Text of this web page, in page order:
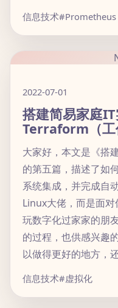
信息技术#Prometheus
2022-07-01
搭建简易家庭
Terraform（工
大家好，本文是《搭
的第五篇，描述了如
系统集成，并完成自
Linux大佬，而是面
玩数字化过家家的朋
的过程，也供感兴趣
以做得更好的地方，
信息技术#虚拟化